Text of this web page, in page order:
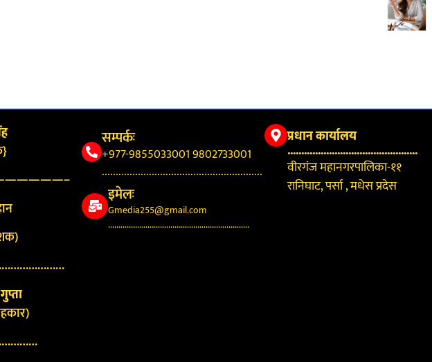
सम्पर्कः
+977-9855033001 9802733001
..........................................................
इमेलः
Gmedia255@gmail.com
....................................................................
प्रधान कार्यालय
...............................................
वीरगंज महानगरपालिका-११
रानिघाट, पर्सा , मधेस प्रदेस